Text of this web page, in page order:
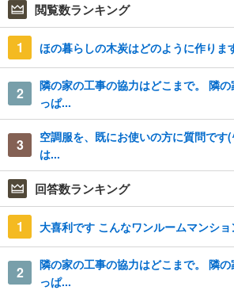
閲覧数ランキング
1 ほの暮らしの木炭はどのように作りま
2
隣の家の工事の協力はどこまで。 隣
っぱ...
3
空調服を、既にお使いの方に質問で
は...
回答数ランキング
1 大喜利です こんなワンルームマンシ
2
隣の家の工事の協力はどこまで。 隣
っぱ...